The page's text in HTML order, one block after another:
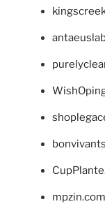
mpzin.com